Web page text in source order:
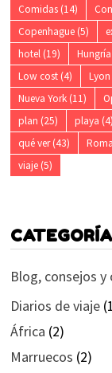
Comidas(14)
Copenhague(5)
hotel(19) Hungría
Low cost(4) Lyon
Nueva York(11)
plan (25) playa (4)
qué ver(43) Roma
viaje(5)
Blog, consejos y
Diarios de viaje
África (2)
Marruecos (2)